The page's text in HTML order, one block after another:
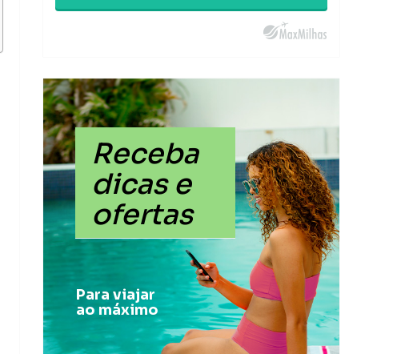
Receba
dicas e
ofertas
Para viajar
ao máximo